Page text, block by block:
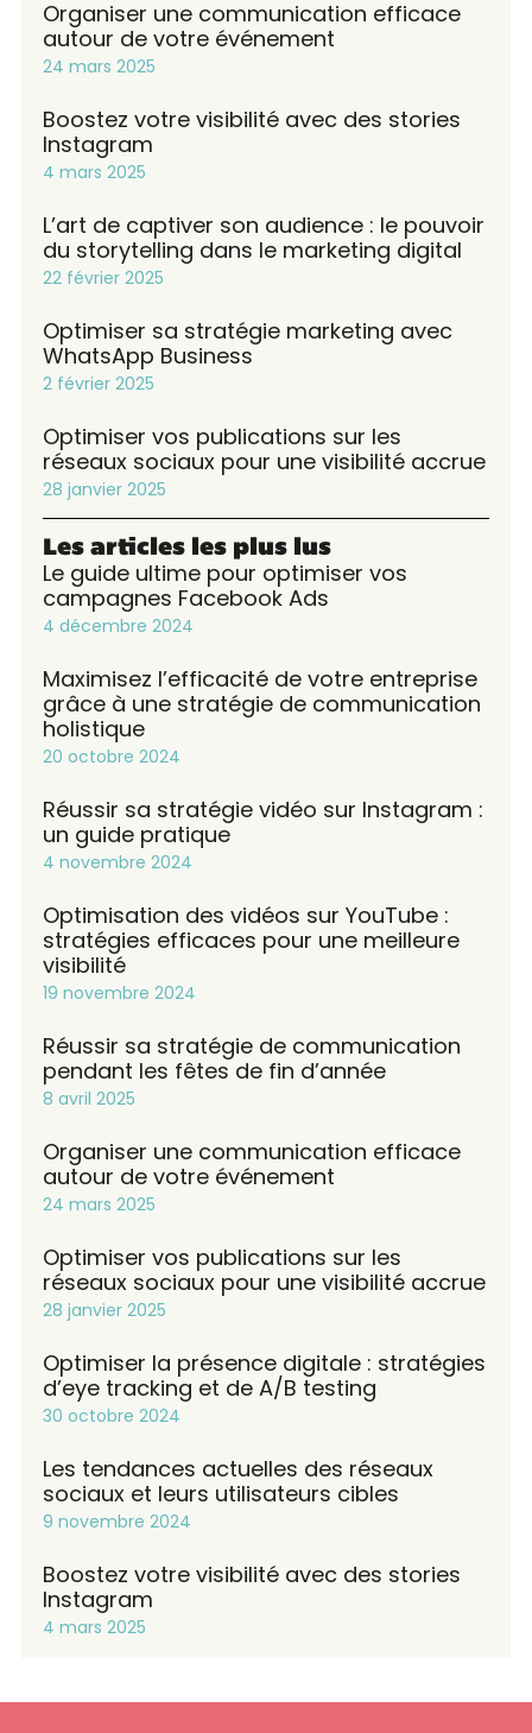
Organiser une communication efficace
autour de votre événement
24 mars 2025
Boostez votre visibilité avec des stories
Instagram
4 mars 2025
L’art de captiver son audience : le pouvoir
du storytelling dans le marketing digital
22 février 2025
Optimiser sa stratégie marketing avec
WhatsApp Business
2 février 2025
Optimiser vos publications sur les
réseaux sociaux pour une visibilité accrue
28 janvier 2025
Les articles les plus lus
Le guide ultime pour optimiser vos
campagnes Facebook Ads
4 décembre 2024
Maximisez l’efficacité de votre entreprise
grâce à une stratégie de communication
holistique
20 octobre 2024
Réussir sa stratégie vidéo sur Instagram :
un guide pratique
4 novembre 2024
Optimisation des vidéos sur YouTube :
stratégies efficaces pour une meilleure
visibilité
19 novembre 2024
Réussir sa stratégie de communication
pendant les fêtes de fin d’année
8 avril 2025
Organiser une communication efficace
autour de votre événement
24 mars 2025
Optimiser vos publications sur les
réseaux sociaux pour une visibilité accrue
28 janvier 2025
Optimiser la présence digitale : stratégies
d’eye tracking et de A/B testing
30 octobre 2024
Les tendances actuelles des réseaux
sociaux et leurs utilisateurs cibles
9 novembre 2024
Boostez votre visibilité avec des stories
Instagram
4 mars 2025